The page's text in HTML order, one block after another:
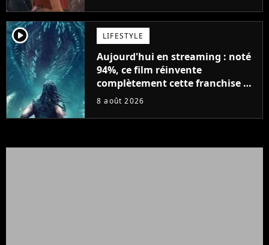
player2 LIFESTYLE
Aujourd'hui en streaming : noté
94%, ce film réinvente
complètement cette franchise de
science-fiction vieille de 40 ans
8 août 2026